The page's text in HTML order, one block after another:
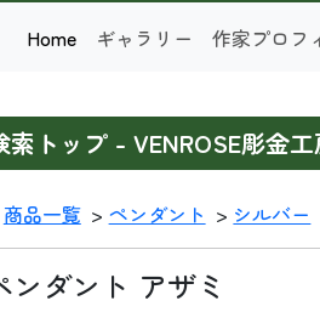
Home ギャラリー 作家プロフ
索トップ - VENROSE彫金工
商品一覧 ペンダント シルバー
ンダント アザミ